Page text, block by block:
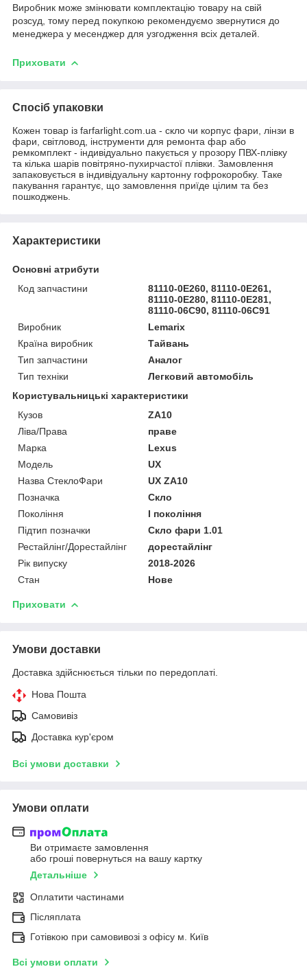
Виробник може змінювати комплектацію товару на свій
розсуд, тому перед покупкою рекомендуємо звернутися до
менеджера у месенджер для узгодження всіх деталей.
Приховати
Спосіб упаковки
Кожен товар із farfarlight.com.ua - скло чи корпус фари, лінзи в
фари, світловод, інструменти для ремонта фар або
ремкомплект - індивідуально пакується у прозору ПВХ-плівку
та кілька шарів повітряно-пухирчастої плівки. Замовлення
запаковується в індивідуальну картонну гофрокоробку. Таке
пакування гарантує, що замовлення приїде цілим та без
пошкоджень.
Характеристики
Основні атрибути
Код запчастини
81110-0E260, 81110-0E261,
81110-0E280, 81110-0E281,
81110-06C90, 81110-06C91
Виробник
Lemarix
Країна виробник
Тайвань
Тип запчастини
Аналог
Тип техніки
Легковий автомобіль
Користувальницькі характеристики
Кузов
ZA10
Ліва/Права
праве
Марка
Lexus
Мoдель
UX
Назва СтеклоФари
UX ZA10
Позначка
Скло
Покоління
I покоління
Підтип позначки
Скло фари 1.01
Рестайлінг/Дорестайлінг
дорестайлінг
Рік випуску
2018-2026
Стан
Нове
Приховати
Умови доставки
Доставка здійснюється тільки по передоплаті.
Нова Пошта
Самовивіз
Доставка кур'єром
Всі умови доставки
Умови оплати
Ви отримаєте замовлення
або гроші повернуться на вашу картку
Детальніше
Оплатити частинами
Післяплата
Готівкою при самовивозі з офісу м. Київ
Всі умови оплати